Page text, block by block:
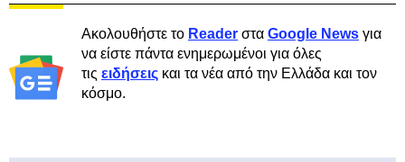
Ακολουθήστε το Reader στα Google News για
να είστε πάντα ενημερωμένοι για όλες
τις ειδήσεις και τα νέα από την Ελλάδα και τον
κόσμο.